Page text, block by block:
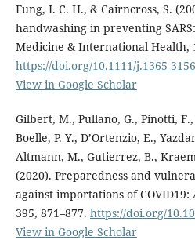
Fung, I. C. H., & Cairncross, S.
handwashing in preventing
Medicine & International Health,
https://doi.org/10.1111/j.1365-
View in Google Scholar
Gilbert, M., Pullano, G., Pinotti,
Boelle, P. Y., D’Ortenzio, E.,
Altmann, M., Gutierrez, B.,
(2020). Preparedness and
against importations of
395, 871–877. https://doi.org/
View in Google Scholar